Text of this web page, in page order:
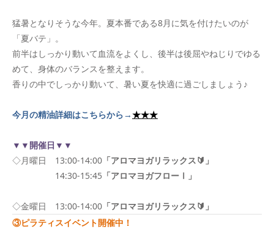
猛暑となりそうな今年。夏本番である8月に気を付けたいのが
「夏バテ」。
前半はしっかり動いて血流をよくし、後半は後屈やねじりでゆる
めて、身体のバランスを整えます。
香りの中でしっかり動いて、暑い夏を快適に過ごしましょう♪
今月の精油詳細はこちらから→★★★
▼▼開催日▼▼
◇月曜日 13:00-14:00 「アロマヨガリラックス🔰」
14:30-15:45 「アロマヨガフローⅠ」
◇金曜日 13:00‐14:00 「アロマヨガリラックス🔰」
③ピラティスイベント開催中！